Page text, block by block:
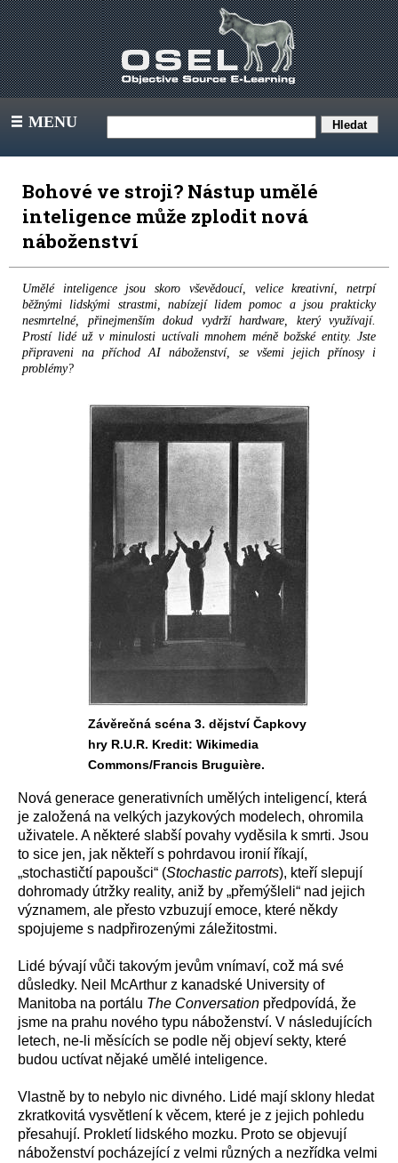
III MENU
Bohové ve stroji? Nástup umělé
inteligence může zplodit nová
náboženství
Umělé inteligence jsou skoro vševědoucí, velice kreativní, netrpí
běžnými lidskými strastmi, nabízejí lidem pomoc a jsou prakticky
nesmrtelné, přinejmenším dokud vydrží hardware, který využívají.
Prostí lidé už v minulosti uctívali mnohem méně božské entity. Jste
připraveni na příchod AI náboženství, se všemi jejich přínosy i
problémy?
Závěrečná scéna 3. dějství Čapkovy
hry R.U.R. Kredit: Wikimedia
Commons/Francis Bruguière.
Nová generace generativních umělých inteligencí, která
je založená na velkých jazykových modelech, ohromila
uživatele. A některé slabší povahy vyděsila k smrti. Jsou
to sice jen, jak někteří s pohrdavou ironií říkají,
„stochastičtí papoušci“ (Stochastic parrots), kteří slepují
dohromady útržky reality, aniž by „přemýšleli“ nad jejich
významem, ale přesto vzbuzují emoce, které někdy
spojujeme s nadpřirozenými záležitostmi.
Lidé bývají vůči takovým jevům vnímaví, což má své
důsledky. Neil McArthur z kanadské University of
Manitoba na portálu The Conversation předpovídá, že
jsme na prahu nového typu náboženství. V následujících
letech, ne-li měsících se podle něj objeví sekty, které
budou uctívat nějaké umělé inteligence.
Vlastně by to nebylo nic divného. Lidé mají sklony hledat
zkratkovitá vysvětlení k věcem, které je z jejich pohledu
přesahují. Prokletí lidského mozku. Proto se objevují
náboženství pocházející z velmi různých a nezřídka velmi